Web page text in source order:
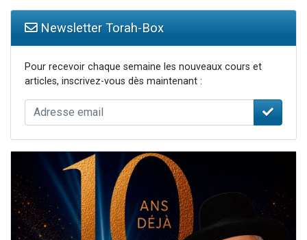
Newsletter Torah-Box
Pour recevoir chaque semaine les nouveaux cours et
articles, inscrivez-vous dès maintenant :